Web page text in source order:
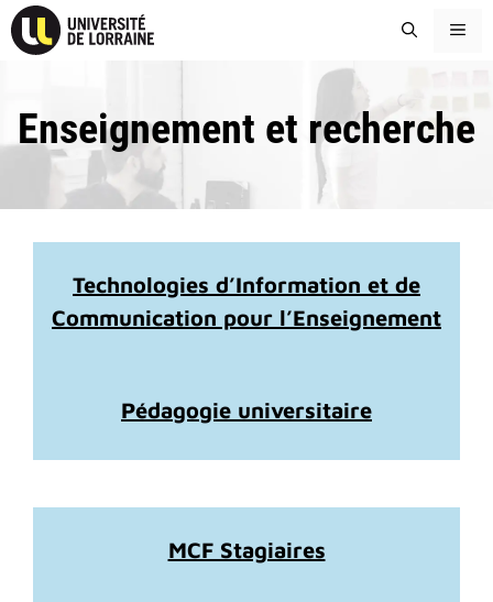
Aller
au
Enseignement et recherche
Technologies d’Information et de
Communication pour l’Enseignement
Pédagogie universitaire
MCF Stagiaires